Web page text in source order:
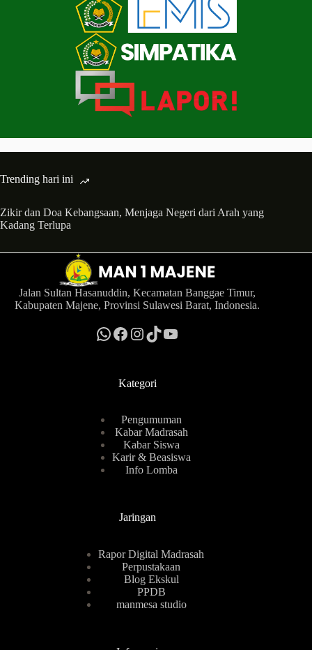
Trending hari ini
Zikir dan Doa Kebangsaan, Menjaga Negeri dari Arah yang
Kadang Terlupa
Jalan Sultan Hasanuddin, Kecamatan Banggae Timur,
Kabupaten Majene, Provinsi Sulawesi Barat, Indonesia.
Kategori
Pengumuman
Kabar Madrasah
Kabar Siswa
Karir & Beasiswa
Info Lomba
Jaringan
Rapor Digital Madrasah
Perpustakaan
Blog Ekskul
PPDB
manmesa studio